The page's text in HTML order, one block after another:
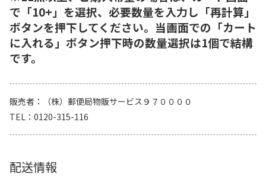
で「10+」を選択、必要数量を入力し「再計算」
ボタンを押下してください。当画面での「カート
に入れる」ボタン押下時の数量選択は1個で結構
です。
販売者
（株）郵便局物販サービス９７００００
TEL
0120-315-116
配送情報